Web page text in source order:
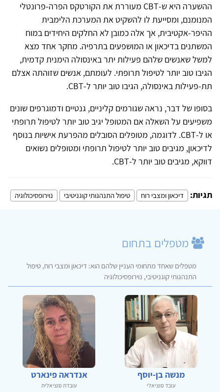
ההשערה היא ש-CBT מעוררת את הקורטקס הפרה-פרונטלי
המנומנם, ומסייעת לו להשקיט את המערכת הלימבית
ההיפר-אקטיבית, אך אלה כמובן לא החלקים היחידים במוח
המשתנים בדיכאון או המושפעים בתרפיה. מחקר אחד מצא
למשל שאנשים שלהם פעילות יתר באינסולה הימנית קדמית,
הגיבו טוב יותר לטיפול תרופתי. לעומתם, אנשים שזוהתה אצלם
תת-פעילות באינסולה, הגיבו טוב יותר ל-CBT
.
בסופו של דבר, נראה שגורמים קליניים, גנטיים ודמוגרפים שונים
משפיעים על השאלה אם המטופל יגיב טוב יותר לטיפול תרופתי
או ל-CBT. לדוגמה, מטופלים הסובלים מהפרעת אישיות בנוסף
לדיכאון, מגיבים טוב יותר לטיפול תרופתי ומטופלים נשואים
דווקא, מגיבים טוב יותר ל-CBT
.
תגיות: דיכאון ומצבי רוח טיפול התנהגותי קוגניטיבי נוירופסיכולוגיה
מטפלים בתחום
מטפלים שאחד מתחומי העניין שלהם הוא: דיכאון ומצבי רוח, טיפול
התנהגותי קוגניטיבי, נוירופסיכולוגיה
מנשה בן-יוסף
עובד סוציאלי
אנדראה פינארט
עובדת סוציאלית